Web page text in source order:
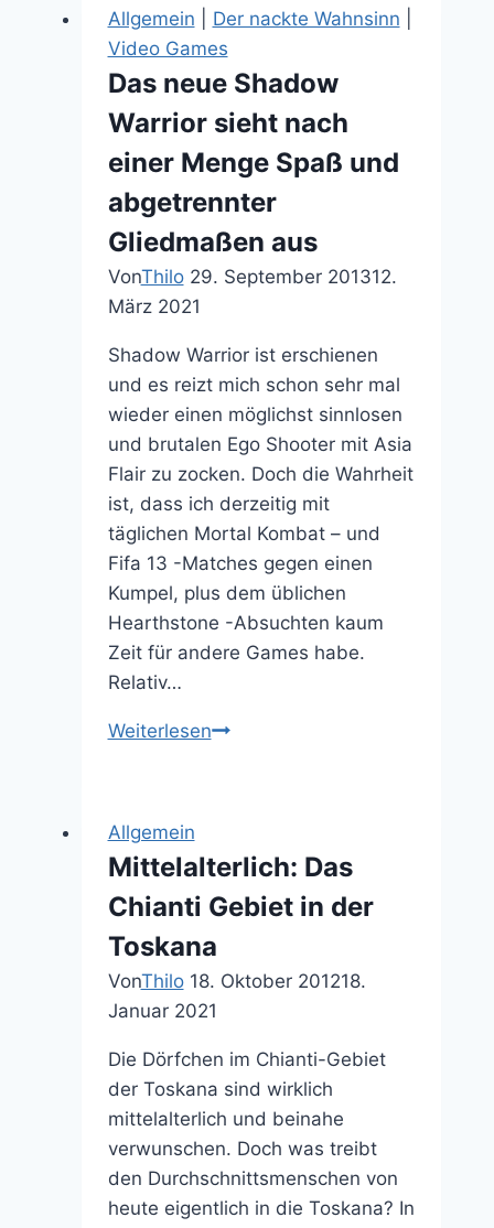
bei
mir
die
richtigen
Drähte
zum
Glühen
gebracht
Allgemein Der nackte Wahnsinn
Video Games
Das neue Shadow
Warrior sieht nach
einer Menge Spaß und
abgetrennter
Gliedmaßen aus
VonThilo 29. September 201312.
März 2021
Shadow Warrior ist erschienen
und es reizt mich schon sehr mal
wieder einen möglichst sinnlosen
und brutalen Ego Shooter mit Asia
Flair zu zocken. Doch die Wahrheit
ist, dass ich derzeitig mit
täglichen Mortal Kombat – und
Fifa 13 -Matches gegen einen
Kumpel, plus dem üblichen
Hearthstone -Absuchten kaum
Zeit für andere Games habe.
Relativ…
WeiterlesenDas
nach
einer
Menge
Gliedmaßen
aus
Allgemein
Mittelalterlich: Das
Chianti Gebiet in der
Toskana
VonThilo 18. Oktober 201218.
Januar 2021
Die Dörfchen im Chianti-Gebiet
der Toskana sind wirklich
mittelalterlich und beinahe
verwunschen. Doch was treibt
den Durchschnittsmenschen von
heute eigentlich in die Toskana? In